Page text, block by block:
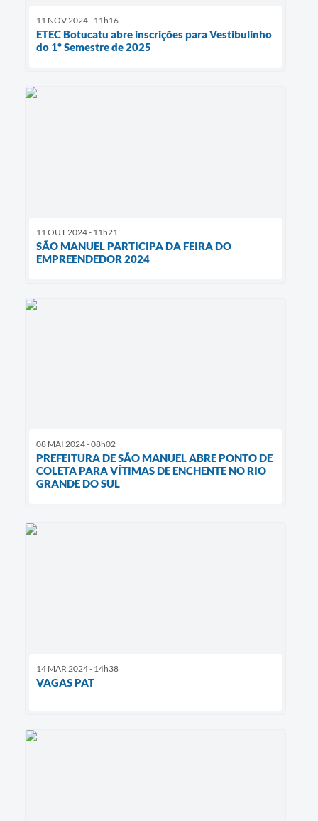
11 NOV 2024 - 11h16
ETEC Botucatu abre inscrições para Vestibulinho
do 1º Semestre de 2025
11 OUT 2024 - 11h21
SÃO MANUEL PARTICIPA DA FEIRA DO
EMPREENDEDOR 2024
08 MAI 2024 - 08h02
PREFEITURA DE SÃO MANUEL ABRE PONTO DE
COLETA PARA VÍTIMAS DE ENCHENTE NO RIO
GRANDE DO SUL
14 MAR 2024 - 14h38
VAGAS PAT